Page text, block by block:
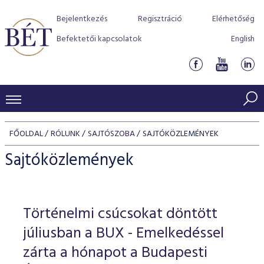
Bejelentkezés Regisztráció
Elérhetőség
Befektetői kapcsolatok
English
KERESKEDÉSI ADATOK
INDEXEK
Jelzáloglevél indexek
Vállalati kötvény indexek
Azonnali Piac
Részvények
Származékos piac
BEFEKTETŐK
Részvény szekció
Hitelpapír szekció
BÉT szabályzatok
Befektetővédelem
Alkalmazott díjstruktúra
Elszámolás
Részvény és vállalati kötvény tőzsdei bevezetését
program
BÉT Xtend - Részvénypiac egyszerűen
TŐZSDETAGOK
Tőzsdetagok, üzletkötők
VENDOROK
FŐOLDAL RÓLUNK SAJTÓSZOBA SAJTÓKÖZLEMÉNYEK
Sajtóközlemények
Történelmi csúcsokat döntött
júliusban a BUX - Emelkedéssel
zárta a hónapot a Budapesti